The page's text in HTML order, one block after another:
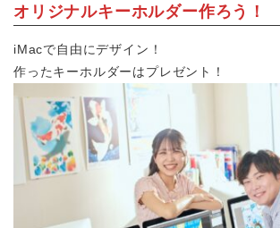
オリジナルキーホルダー作ろう！
iMacで自由にデザイン！
作ったキーホルダーはプレゼント
！